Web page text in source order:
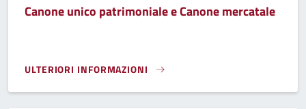
Canone unico patrimoniale e Canone mercatale
ULTERIORI INFORMAZIONI
CANONE UNICO PATRIMONIALE E CANONE MERCATALE}